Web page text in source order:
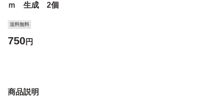
ｍ 生成 2個
送料無料
750円
商品説明